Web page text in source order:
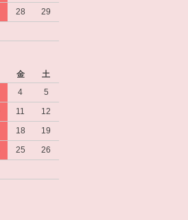
28
29
金
土
4
5
11
12
18
19
25
26